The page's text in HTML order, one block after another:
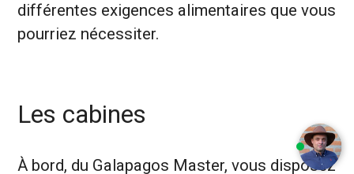
différentes exigences alimentaires que vous
pourriez nécessiter.
Les cabines
À bord, du Galapagos Master, vous disposez